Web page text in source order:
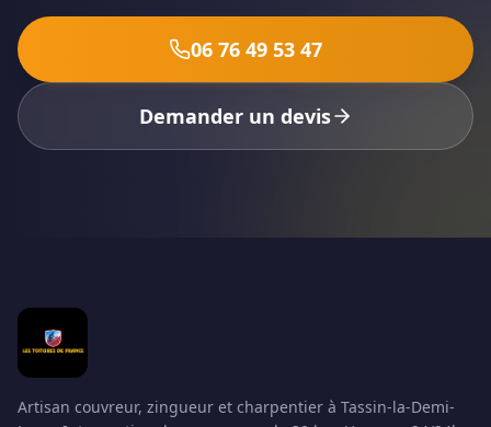
06 76 49 53 47
Demander un devis
Artisan couvreur, zingueur et charpentier à Tassin-la-Demi-